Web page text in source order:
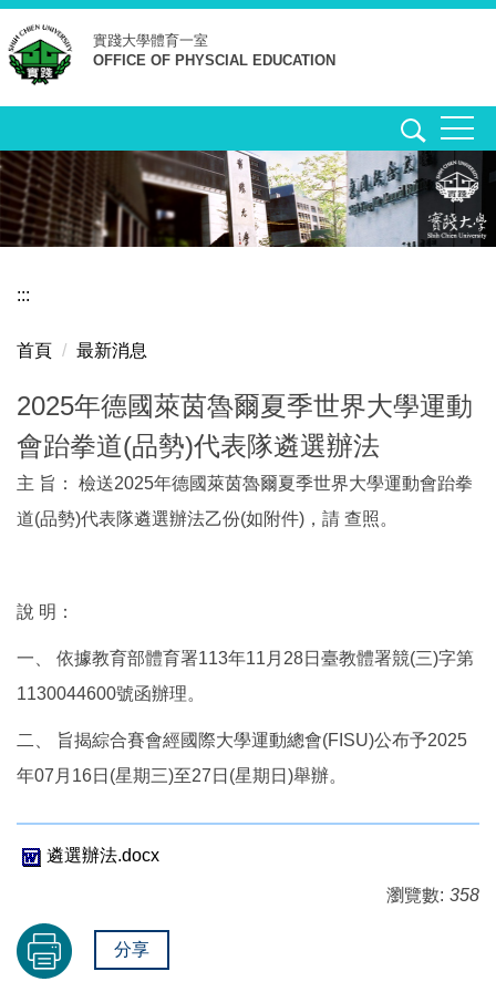
跳
到
主
要
容
區
實踐大學體育一室
OFFICE OF PHYSCIAL EDUCATION
:::
首頁 最新消息
2025年德國萊茵魯爾夏季世界大學運動
會跆拳道(品勢)代表隊遴選辦法
主 旨： 檢送2025年德國萊茵魯爾夏季世界大學運動會跆拳
道(品勢)代表隊遴選辦法乙份(如附件)，請 查照。
說 明：
一、 依據教育部體育署113年11月28日臺教體署競(三)字第
1130044600號函辦理。
二、 旨揭綜合賽會經國際大學運動總會(FISU)公布予2025
年07月16日(星期三)至27日(星期日)舉辦。
遴選辦法.docx
瀏覽數: 358
分享